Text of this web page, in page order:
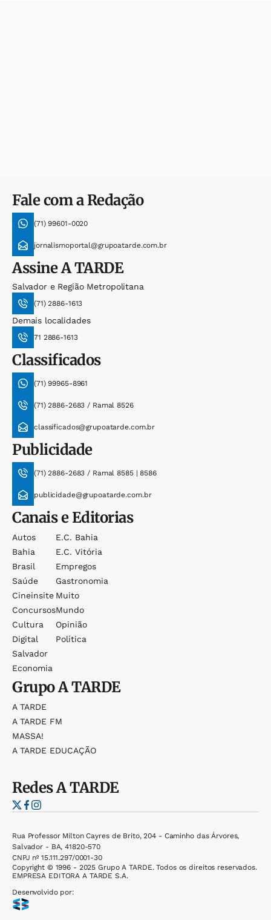
Fale com a Redação
(71) 99601-0020
jornalismoportal@grupoatarde.com.br
AssineA TARDE
Salvador e Região Metropolitana
(71) 2886-1613
Demais localidades
71 2886-1613
Classificados
(71) 99965-8961
(71) 2886-2683 / Ramal 8526
classificados@grupoatarde.com.br
Publicidade
(71) 2886-2683 / Ramal 8585 | 8586
publicidade@grupoatarde.com.br
Canais e Editorias
Autos
Bahia
Brasil
Saúde
Cineinsite
Concursos
Cultura
Digital
Salvador
Economia
E.c. Bahia
E.c. Vitória
Empregos
Gastronomia
Muito
Mundo
Opinião
Política
GrupoA TARDE
A TARDE
A TARDE FM
MASSA!
A TARDE EDUCAÇÃO
RedesA TARDE
Rua Professor Milton Cayres de Brito, 204 - Caminho das Árvores,
Salvador - BA, 41820-570
CNPJ nº 15.111.297/0001-30
Copyright © 1996 - 2025 Grupo A TARDE. Todos os direitos reservados.
EMPRESA EDITORA A TARDE S.A.
Desenvolvido por: